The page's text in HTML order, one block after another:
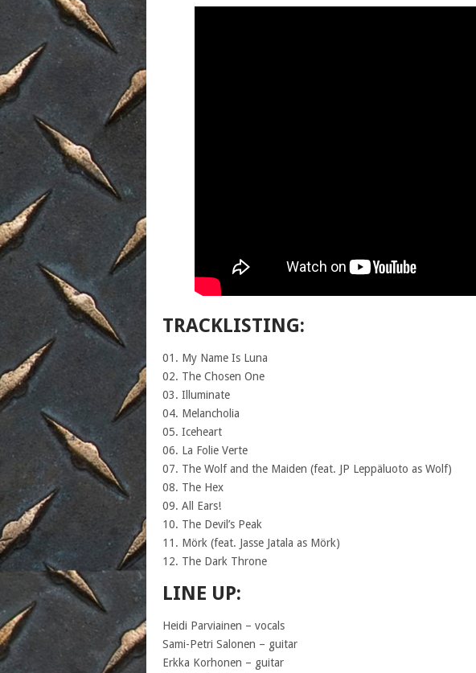
TRACKLISTING:
01. My Name Is Luna
02. The Chosen One
03. Illuminate
04. Melancholia
05. Iceheart
06. La Folie Verte
07. The Wolf and the Maiden (feat. JP Leppäluoto as Wolf)
08. The Hex
09. All Ears!
10. The Devil’s Peak
11. Mörk (feat. Jasse Jatala as Mörk)
12. The Dark Throne
LINE UP:
Heidi Parviainen – vocals
Sami-Petri Salonen – guitar
Erkka Korhonen – guitar